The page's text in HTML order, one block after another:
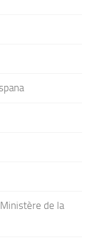
de la